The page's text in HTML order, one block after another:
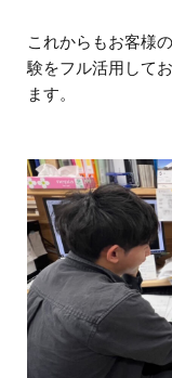
これからもお客様
験をフル活用して
ます。